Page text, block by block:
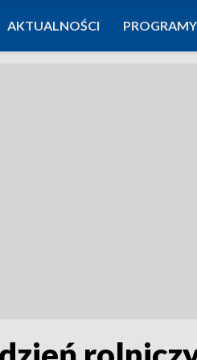
AKTUALNOŚCI PROGRAMY